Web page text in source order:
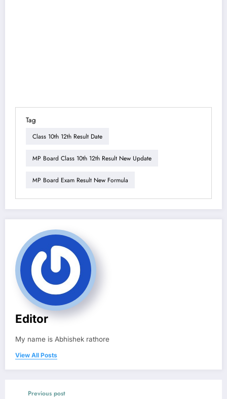
Tag
Class 10th 12th Result Date
MP Board Class 10th 12th Result New Update
MP Board Exam Result New Formula
Editor
My name is Abhishek rathore
View All Posts
Previous post